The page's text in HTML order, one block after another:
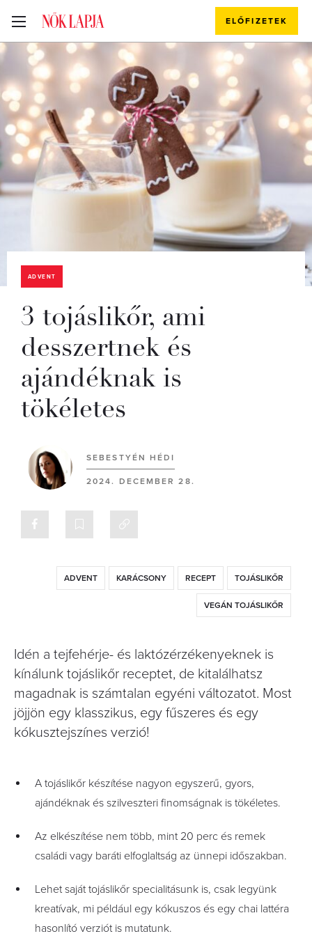
ELŐFIZETEK
ADVENT
3 tojáslikőr, ami
desszertnek és
ajándéknak is
tökéletes
SEBESTYÉN HÉDI
2024. DECEMBER 28.
ADVENT KARÁCSONY RECEPT TOJÁSLIKŐR
VEGÁN TOJÁSLIKŐR
Idén a tejfehérje- és laktózérzékenyeknek is
kínálunk tojáslikőr receptet, de kitalálhatsz
magadnak is számtalan egyéni változatot. Most
jöjjön egy klasszikus, egy fűszeres és egy
kókusztejszínes verzió!
A tojáslikőr készítése nagyon egyszerű, gyors,
ajándéknak és szilveszteri finomságnak is tökéletes.
Az elkészítése nem több, mint 20 perc és remek
családi vagy baráti elfoglaltság az ünnepi időszakban.
Lehet saját tojáslikőr specialitásunk is, csak legyünk
kreatívak, mi például egy kókuszos és egy chai lattéra
hasonlító verziót is mutatunk.